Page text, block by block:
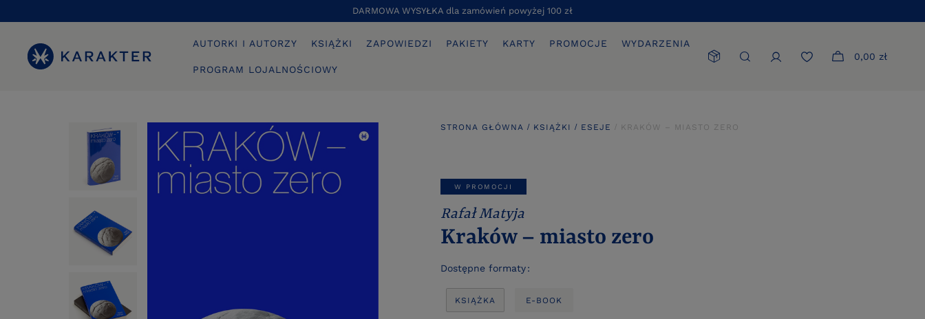
DARMOWA WYSYŁKA dla zamówień powyżej 100 zł
0,00 zł
AUTORKI I AUTORZY KSIĄŻKI ZAPOWIEDZI PAKIETY KARTY PROMOCJE WYDARZENIA
PROGRAM LOJALNOŚCIOWY
STRONA GŁÓWNA KSIĄŻKI ESEJE KRAKÓW – MIASTO ZERO
W PROMOCJI
Rafał Matyja
Kraków – miasto zero
Dostępne formaty
KSIĄŻKA E-BOOK